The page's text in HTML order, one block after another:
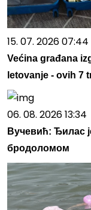
15. 07. 2026 07:44
Većina građana
letovanje - ovih 7
06. 08. 2026 13:34
Вучевић: Ђилас
бродоломом